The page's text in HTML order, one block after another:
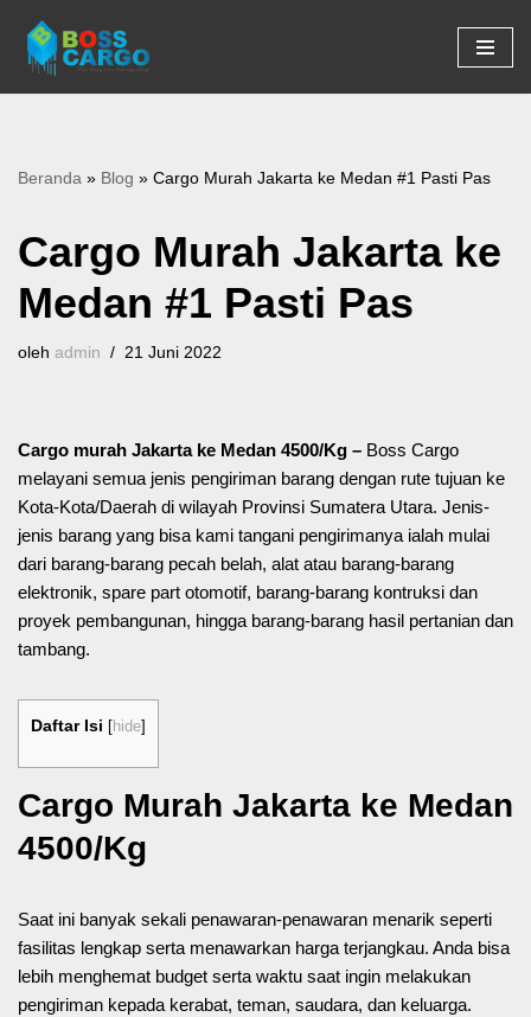
Lompat
ke
Beranda » Blog » Cargo Murah Jakarta ke Medan #1 Pasti Pas
Cargo Murah Jakarta ke
Medan #1 Pasti Pas
oleh admin 21 Juni 2022
Cargo murah Jakarta ke Medan 4500/Kg – Boss Cargo
melayani semua jenis pengiriman barang dengan rute tujuan ke
Kota-Kota/Daerah di wilayah Provinsi Sumatera Utara. Jenis-
jenis barang yang bisa kami tangani pengirimanya ialah mulai
dari barang-barang pecah belah, alat atau barang-barang
elektronik, spare part otomotif, barang-barang kontruksi dan
proyek pembangunan, hingga barang-barang hasil pertanian dan
tambang.
Daftar Isi [hide]
Cargo Murah Jakarta ke Medan
4500/Kg
Saat ini banyak sekali penawaran-penawaran menarik seperti
fasilitas lengkap serta menawarkan harga terjangkau. Anda bisa
lebih menghemat budget serta waktu saat ingin melakukan
pengiriman kepada kerabat, teman, saudara, dan keluarga.